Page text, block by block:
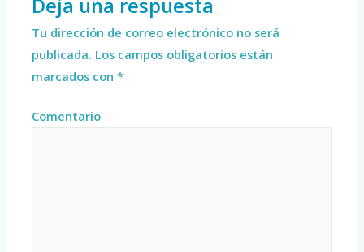
Deja una respuesta
Tu dirección de correo electrónico no será
publicada. Los campos obligatorios están
marcados con*
Comentario